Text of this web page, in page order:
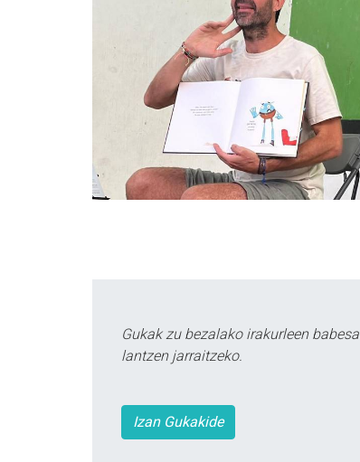
Gukak zu bezalako irakurleen
lantzen jarraitzeko.
Izan Gukakide